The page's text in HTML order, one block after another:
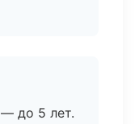
до 5 лет.